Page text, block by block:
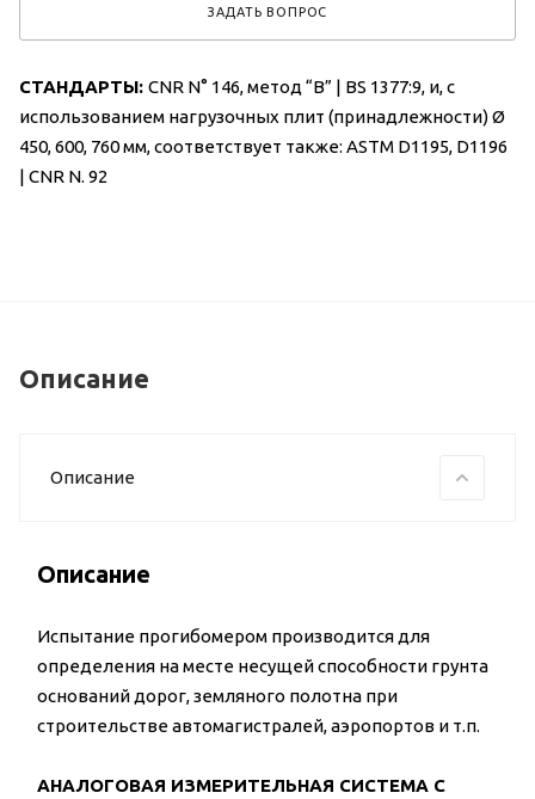
ЗАДАТЬ ВОПРОС
СТАНДАРТЫ: CNR N° 146, метод “B” | BS 1377:9, и, с
использованием нагрузочных плит (принадлежности) Ø
450, 600, 760 мм, соответствует также: ASTM D1195, D1196
| CNR N. 92
Описание
Описание
Описание
Испытание прогибомером производится для
определения на месте несущей способности грунта
оснований дорог, земляного полотна при
строительстве автомагистралей, аэропортов и т.п.
АНАЛОГОВАЯ ИЗМЕРИТЕЛЬНАЯ СИСТЕМА С